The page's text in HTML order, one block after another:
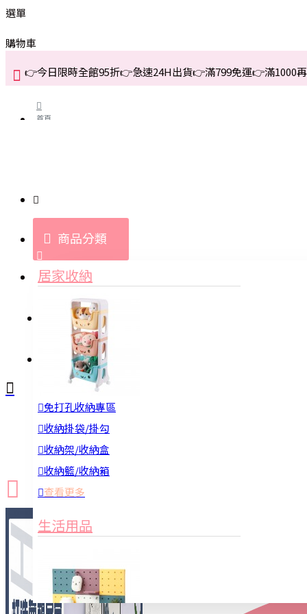
選單
購物車
👉今日限時全館95折👉急速24H出貨👉滿799免運👉滿1000
首頁
商品分類
居家收納
免打孔收納專區
收納掛袋/掛勾
收納架/收納盒
收納籃/收納箱
查看更多
生活用品
登入
新品上市